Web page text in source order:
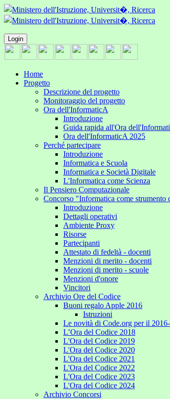
Login
Home
Progetto
Descrizione del progetto
Monitoraggio del progetto
Ora dell'InformaticA
Introduzione
Guida rapida all'Ora
Ora dell'InformaticA 2025
Perché partecipare
Introduzione
Informatica e Scuola
Informatica e Società Digitale
L'Informatica come Scienza
Il Pensiero Computazionale
Concorso "Informatica come
Introduzione
Dettagli operativi
Ambiente Proxy
Risorse
Partecipanti
Attestato di fedeltà - docenti
Menzioni di merito - docenti
Menzioni di merito - scuole
Menzioni d'onore
Vincitori
Archivio Ore del Codice
Buoni regalo Apple 2016
Istruzioni
Le novità di Code.org per il
L’Ora del Codice 2018
L'Ora del Codice 2019
L'Ora del Codice 2020
L'Ora del Codice 2021
L'Ora del Codice 2022
L'Ora del Codice 2023
L'Ora del Codice 2024
Archivio Concorsi